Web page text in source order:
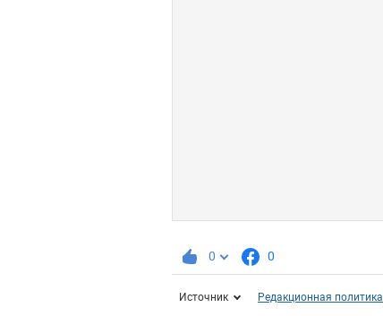
0 0
Источник Редакционная политика